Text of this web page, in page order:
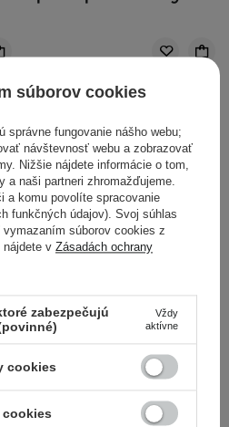
Elizavecca - Milky Piggy
Carbonated Bubble Clay
Mask - Čistiaca ílová
maska - 100ml
súborov cookies
správne fungovanie nášho webu;
návštevnosť webu a zobrazovať
Nižšie nájdete informácie o tom,
a naši partneri zhromažďujeme.
a komu povolíte spracovanie
funkčných údajov). Svoj súhlas
súborov cookies z
nájdete v Zásadách ochrany
zabezpečujú
Vždy
aktívne
cookies
cookies